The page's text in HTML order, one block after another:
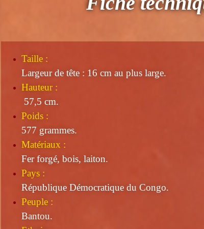
Taille:
Largeur de tête : 16 cm au plus large.
Hauteur :
57,5 cm.
Poids :
577 grammes.
Matériaux :
Fer forgé, bois, laiton.
Pays :
République Démocratique du Congo.
Peuple :
Bantou.